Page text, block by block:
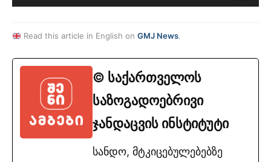
Read this article in English on GMJ News.
© საქართველოს
საზოგადოებრივი
ჯანდაცვის ინსტიტუტი
სანდო, მტკიცებულებებზე